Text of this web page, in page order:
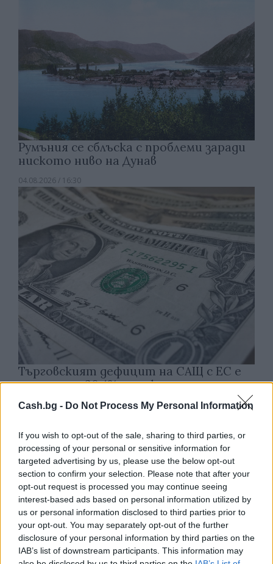
Cash.bg - Do Not Process My Personal Information
If you wish to opt-out of the sale, sharing to third parties, or
processing of your personal or sensitive information for
targeted advertising by us, please use the below opt-out
section to confirm your selection. Please note that after your
opt-out request is processed you may continue seeing
interest-based ads based on personal information utilized by
us or personal information disclosed to third parties prior to
your opt-out. You may separately opt-out of the further
disclosure of your personal information by third parties on the
IAB’s list of downstream participants. This information may
Румъния се сблъска с проблеми заради
ниското ниво на Дунав
04.08.2026 / 16:30
Търговският дефицит на САЩ с ЕС е
нараснал с 36,4% през юни
04.08.2026 / 16:00